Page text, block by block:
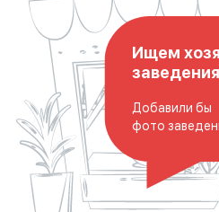
Ищем
заведения
Добавили бы
фото